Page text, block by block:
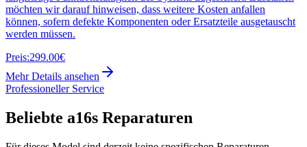
möchten wir darauf hinweisen, dass weitere Kosten anfallen
können, sofern defekte Komponenten oder Ersatzteile ausgetauscht
werden müssen.
Preis:299.00€
Mehr Details ansehen
Professioneller Service
Beliebte a16s Reparaturen